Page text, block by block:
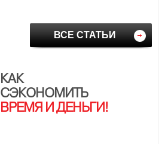
ВСЕ СТАТЬИ
КАК
СЭКОНОМИТЬ
ВРЕМЯ И ДЕНЬГИ!